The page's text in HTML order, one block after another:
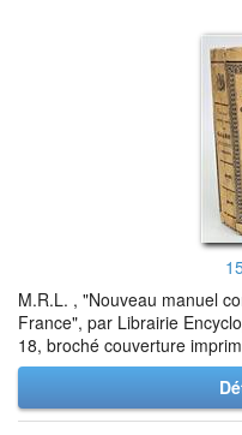
M.R.L. , "Nouveau manuel
France", par Librairie
18, broché couverture